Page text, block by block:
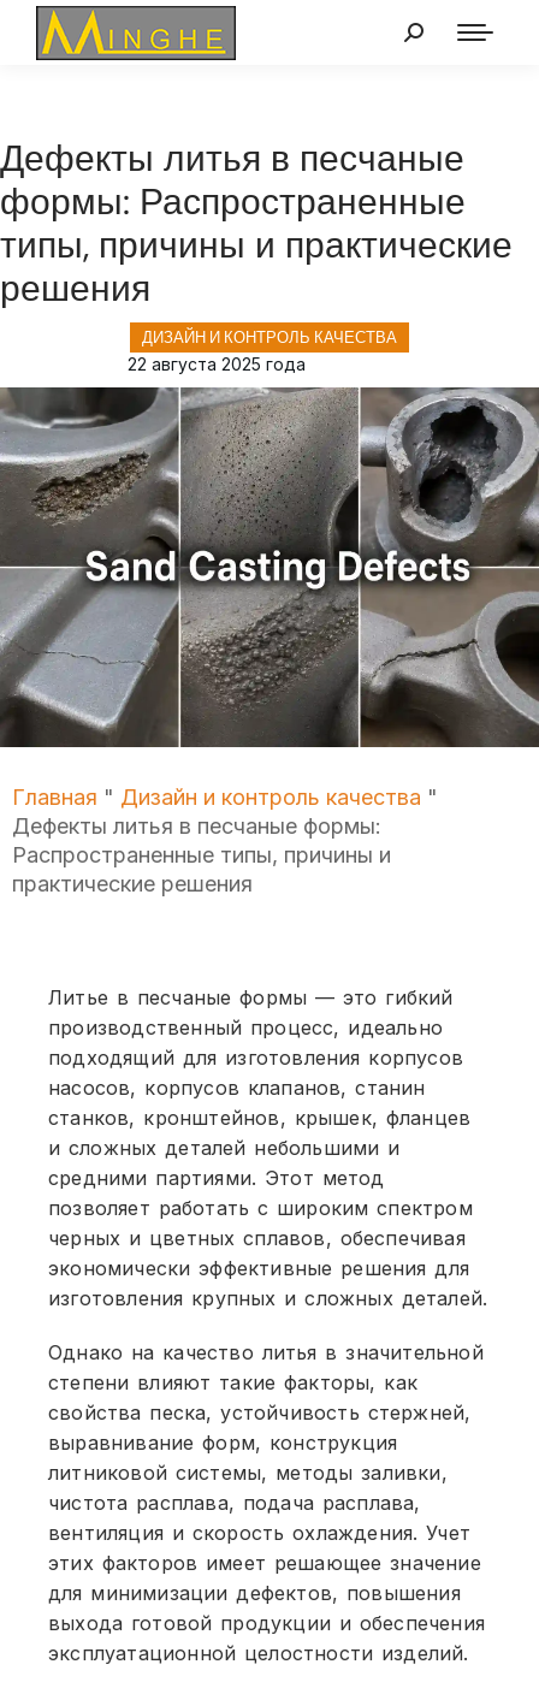
Дефекты литья в песчаные
формы: Распространенные
типы, причины и практические
решения
22 августа 2025 года
ДИЗАЙН И КОНТРОЛЬ КАЧЕСТВА
Главная " Дизайн и контроль качества "
Дефекты литья в песчаные формы:
Распространенные типы, причины и
практические решения
Литье в песчаные формы — это гибкий
производственный процесс, идеально
подходящий для изготовления корпусов
насосов, корпусов клапанов, станин
станков, кронштейнов, крышек, фланцев
и сложных деталей небольшими и
средними партиями. Этот метод
позволяет работать с широким спектром
черных и цветных сплавов, обеспечивая
экономически эффективные решения для
изготовления крупных и сложных деталей.
Однако на качество литья в значительной
степени влияют такие факторы, как
свойства песка, устойчивость стержней,
выравнивание форм, конструкция
литниковой системы, методы заливки,
чистота расплава, подача расплава,
вентиляция и скорость охлаждения. Учет
этих факторов имеет решающее значение
для минимизации дефектов, повышения
выхода готовой продукции и обеспечения
эксплуатационной целостности изделий.